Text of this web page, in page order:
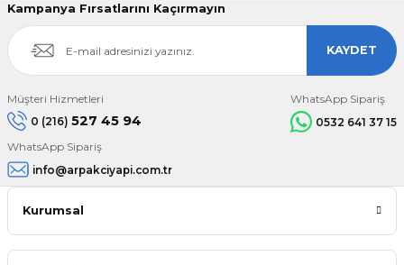
Kampanya Fırsatlarını Kaçırmayın
KAYDET
Müşteri Hizmetleri
0 (216) 527 45 94
WhatsApp Sipariş
0532 641 37 15
WhatsApp Sipariş
info@arpakciyapi.com.tr
Kurumsal